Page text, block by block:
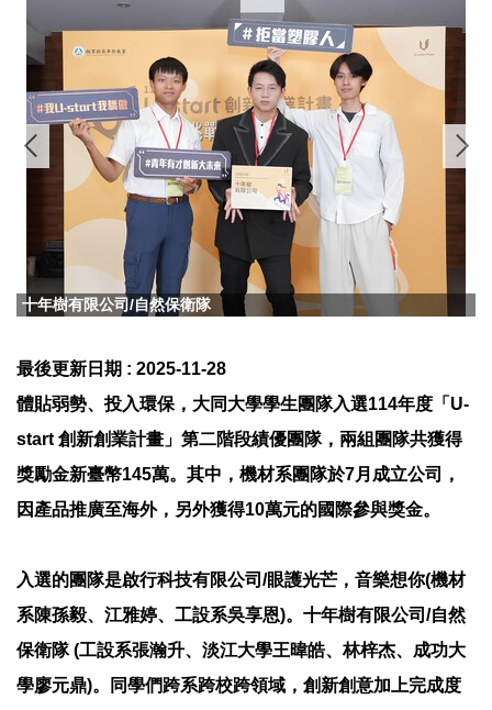
十年樹有限公司/自然保衛隊
最後更新日期 : 2025-11-28
體貼弱勢、投入環保，大同大學學生團隊入選114年度「U-
start 創新創業計畫」第二階段績優團隊，兩組團隊共獲得
獎勵金新臺幣145萬。其中，機材系團隊於7月成立公司，
因產品推廣至海外，另外獲得10萬元的國際參與獎金。
入選的團隊是啟行科技有限公司/眼護光芒，音樂想你(機材
系陳孫毅、江雅婷、工設系吳享恩)。十年樹有限公司/自然
保衛隊 (工設系張瀚升、淡江大學王暐皓、林梓杰、成功大
學廖元鼎)。同學們跨系跨校跨領域，創新創意加上完成度